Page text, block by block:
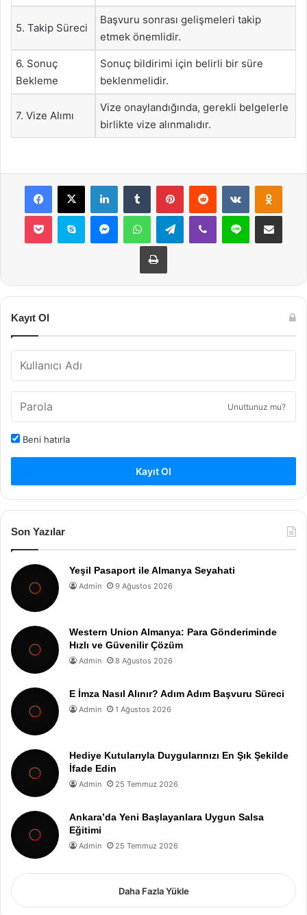
5. Takip Süreci
Başvuru sonrası gelişmeleri takip
etmek önemlidir.
6. Sonuç
Bekleme
Sonuç bildirimi için belirli bir süre
beklenmelidir.
7. Vize Alımı
Vize onaylandığında, gerekli belgelerle
birlikte vize alınmalıdır.
Facebook
X LinkedInTumblr PinterestReddit VKontakte
Pocket Skype MessengerWhatsAppTelegramViber Line E-Posta ile
Yazdır
Kayıt Ol
Unuttunuz mu?
Beni hatırla
Kayıt Ol
Son Yazılar
Yeşil Pasaport ile Almanya Seyahati
Admin 9 Ağustos 2026
Western Union Almanya: Para Gönderiminde
Hızlı ve Güvenilir Çözüm
Admin 8 Ağustos 2026
E İmza Nasıl Alınır? Adım Adım Başvuru Süreci
Admin 1 Ağustos 2026
Hediye Kutularıyla Duygularınızı En Şık Şekilde
İfade Edin
Admin 25 Temmuz 2026
Ankara’da Yeni Başlayanlara Uygun Salsa
Eğitimi
Admin 25 Temmuz 2026
Daha Fazla Yükle